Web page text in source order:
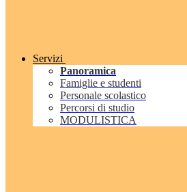
Servizi
Panoramica
Famiglie e studenti
Personale scolastico
Percorsi di studio
MODULISTICA